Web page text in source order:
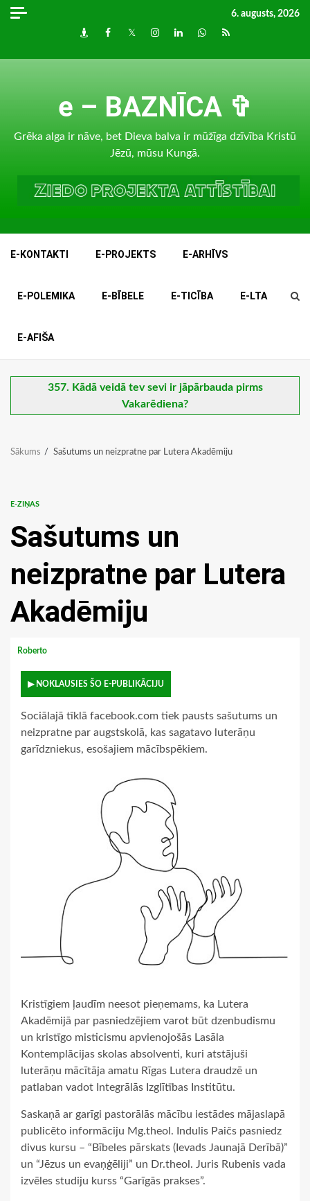
Skip
6. augusts, 2026
DraugiemFacebook
TwitterInstagram
LinkedInwhatsapp
RSS
e – BAZNĪCA ✞
Grēka alga ir nāve, bet Dieva balva ir mūžīga dzīvība Kristū
Jēzū, mūsu Kungā.
E-KONTAKTI E-PROJEKTS E-ARHĪVS
E-POLEMIKA E-BĪBELE E-TICĪBA E-LTA
E-AFIŠA
357. Kādā veidā tev sevi ir jāpārbauda pirms
Vakarēdiena?
Sākums Sašutums un neizpratne par Lutera Akadēmiju
E-ZIŅAS
Sašutums un
neizpratne par Lutera
Akadēmiju
Roberto
▶ NOKLAUSIES ŠO E-PUBLIKĀCIJU
Sociālajā tīklā facebook.com tiek pausts sašutums un
neizpratne par augstskolā, kas sagatavo luterāņu
garīdzniekus, esošajiem mācībspēkiem.
Kristīgiem ļaudīm neesot pieņemams, ka Lutera
Akadēmijā par pasniedzējiem varot būt dzenbudismu
un kristīgo misticismu apvienojošās Lasāla
Kontemplācijas skolas absolventi, kuri atstājuši
luterāņu mācītāja amatu Rīgas Lutera draudzē un
patlaban vadot Integrālās Izglītības Institūtu.
Saskaņā ar garīgi pastorālās mācību iestādes mājaslapā
publicēto informāciju Mg.theol. Indulis Paičs pasniedz
divus kursu – “Bībeles pārskats (Ievads Jaunajā Derībā)”
un “Jēzus un evaņģēliji” un Dr.theol. Juris Rubenis vada
izvēles studiju kurss “Garīgās prakses”.